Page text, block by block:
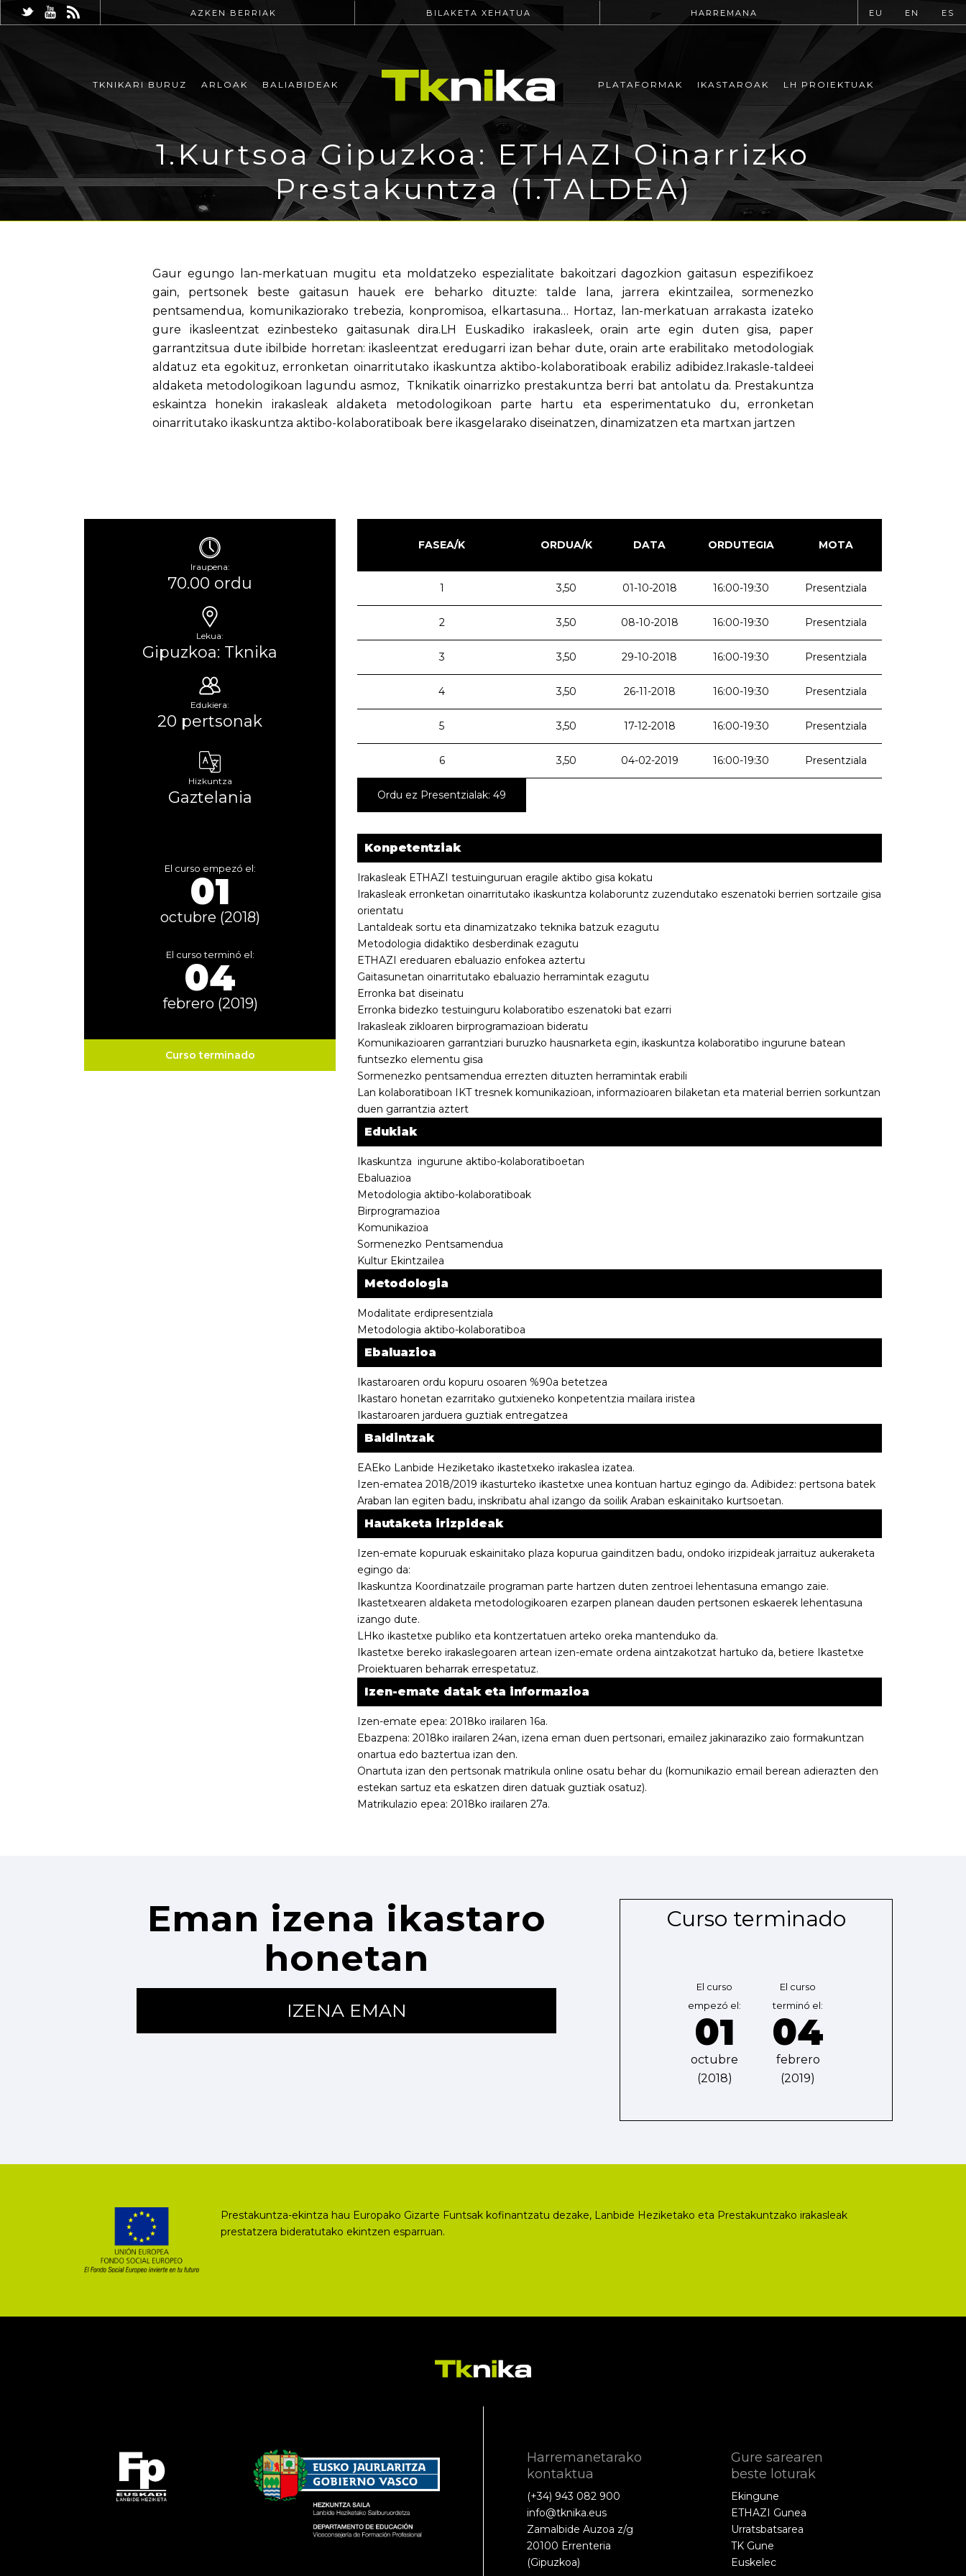
AZKEN BERRIAK BILAKETA XEHATUA HARREMANA EU EN ES
TKNIKARI BURUZ ARLOAK BALIABIDEAK PLATAFORMAK IKASTAROAK LH PROIEKTUAK
1.Kurtsoa Gipuzkoa: ETHAZI Oinarrizko
Prestakuntza (1.TALDEA)
Gaur egungo lan-merkatuan mugitu eta moldatzeko espezialitate bakoitzari dagozkion gaitasun espezifikoez
gain, pertsonek beste gaitasun hauek ere beharko dituzte: talde lana, jarrera ekintzailea, sormenezko
pentsamendua, komunikaziorako trebezia, konpromisoa, elkartasuna… Hortaz, lan-merkatuan arrakasta izateko
gure ikasleentzat ezinbesteko gaitasunak dira.LH Euskadiko irakasleek, orain arte egin duten gisa, paper
garrantzitsua dute ibilbide horretan: ikasleentzat eredugarri izan behar dute, orain arte erabilitako metodologiak
aldatuz eta egokituz, erronketan oinarritutako ikaskuntza aktibo-kolaboratiboak erabiliz adibidez.Irakasle-taldeei
aldaketa metodologikoan lagundu asmoz, Tknikatik oinarrizko prestakuntza berri bat antolatu da. Prestakuntza
eskaintza honekin irakasleak aldaketa metodologikoan parte hartu eta esperimentatuko du, erronketan
oinarritutako ikaskuntza aktibo-kolaboratiboak bere ikasgelarako diseinatzen, dinamizatzen eta martxan jartzen
Iraupena:
70.00 ordu
Lekua:
Gipuzkoa: Tknika
Edukiera:
20 pertsonak
Hizkuntza
Gaztelania
El curso empezó el:
01
octubre (2018)
El curso terminó el:
04
febrero (2019)
Curso terminado
FASEA/K ORDUA/K DATA ORDUTEGIA MOTA
1 3,50 01-10-2018 16:00-19:30 Presentziala
2 3,50 08-10-2018 16:00-19:30 Presentziala
3 3,50 29-10-2018 16:00-19:30 Presentziala
4 3,50 26-11-2018 16:00-19:30 Presentziala
5 3,50 17-12-2018 16:00-19:30 Presentziala
6 3,50 04-02-2019 16:00-19:30 Presentziala
Ordu ez Presentzialak: 49
Konpetentziak
Irakasleak ETHAZI testuinguruan eragile aktibo gisa kokatu
Irakasleak erronketan oinarritutako ikaskuntza kolaboruntz zuzendutako eszenatoki berrien sortzaile gisa
orientatu
Lantaldeak sortu eta dinamizatzako teknika batzuk ezagutu
Metodologia didaktiko desberdinak ezagutu
ETHAZI ereduaren ebaluazio enfokea aztertu
Gaitasunetan oinarritutako ebaluazio herramintak ezagutu
Erronka bat diseinatu
Erronka bidezko testuinguru kolaboratibo eszenatoki bat ezarri
Irakasleak zikloaren birprogramazioan bideratu
Komunikazioaren garrantziari buruzko hausnarketa egin, ikaskuntza kolaboratibo ingurune batean
funtsezko elementu gisa
Sormenezko pentsamendua errezten dituzten herramintak erabili
Lan kolaboratiboan IKT tresnek komunikazioan, informazioaren bilaketan eta material berrien sorkuntzan
duen garrantzia aztert
Edukiak
Ikaskuntza ingurune aktibo-kolaboratiboetan
Ebaluazioa
Metodologia aktibo-kolaboratiboak
Birprogramazioa
Komunikazioa
Sormenezko Pentsamendua
Kultur Ekintzailea
Metodologia
Modalitate erdipresentziala
Metodologia aktibo-kolaboratiboa
Ebaluazioa
Ikastaroaren ordu kopuru osoaren %90a betetzea
Ikastaro honetan ezarritako gutxieneko konpetentzia mailara iristea
Ikastaroaren jarduera guztiak entregatzea
Baldintzak
EAEko Lanbide Heziketako ikastetxeko irakaslea izatea.
Izen-ematea 2018/2019 ikasturteko ikastetxe unea kontuan hartuz egingo da. Adibidez: pertsona batek
Araban lan egiten badu, inskribatu ahal izango da soilik Araban eskainitako kurtsoetan.
Hautaketa irizpideak
Izen-emate kopuruak eskainitako plaza kopurua gainditzen badu, ondoko irizpideak jarraituz aukeraketa
egingo da:
Ikaskuntza Koordinatzaile programan parte hartzen duten zentroei lehentasuna emango zaie.
Ikastetxearen aldaketa metodologikoaren ezarpen planean dauden pertsonen eskaerek lehentasuna
izango dute.
LHko ikastetxe publiko eta kontzertatuen arteko oreka mantenduko da.
Ikastetxe bereko irakaslegoaren artean izen-emate ordena aintzakotzat hartuko da, betiere Ikastetxe
Proiektuaren beharrak errespetatuz.
Izen-emate datak eta informazioa
Izen-emate epea: 2018ko irailaren 16a.
Ebazpena: 2018ko irailaren 24an, izena eman duen pertsonari, emailez jakinaraziko zaio formakuntzan
onartua edo baztertua izan den.
Onartuta izan den pertsonak matrikula online osatu behar du (komunikazio email berean adierazten den
estekan sartuz eta eskatzen diren datuak guztiak osatuz).
Matrikulazio epea: 2018ko irailaren 27a.
Eman izena ikastaro
honetan
IZENA EMAN
Curso terminado
El curso
empezó el:
01
octubre
(2018)
El curso
terminó el:
04
febrero
(2019)
Prestakuntza-ekintza hau Europako Gizarte Funtsak kofinantzatu dezake, Lanbide Heziketako eta Prestakuntzako irakasleak
prestatzera bideratutako ekintzen esparruan.
Harremanetarako
kontaktua
(+34) 943 082 900
info@tknika.eus
Zamalbide Auzoa z/g
20100 Errenteria
(Gipuzkoa)
Gure sarearen
beste loturak
Ekingune
ETHAZI Gunea
Urratsbatsarea
TK Gune
Euskelec